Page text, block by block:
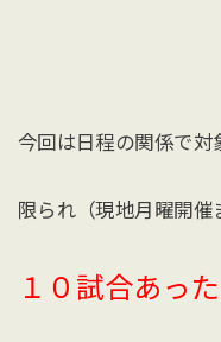
今回は日程の関係で対
限られ（現地月曜開催
１０試合あった